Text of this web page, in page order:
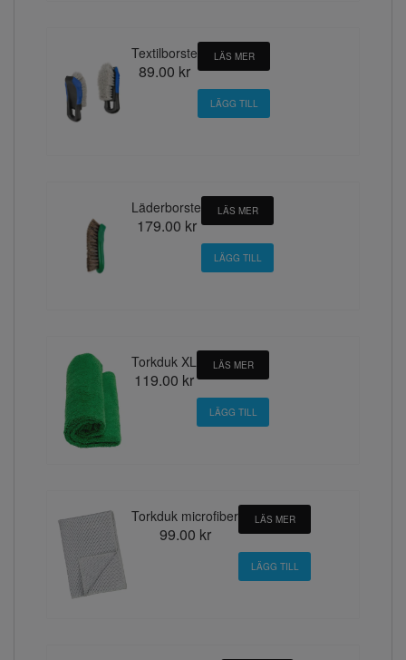
Textilborste
89.00 kr
LÄS MER
Läderborste
179.00 kr
LÄS MER
Torkduk XL
119.00 kr
LÄS MER
Torkduk microfiber
99.00 kr
LÄS MER